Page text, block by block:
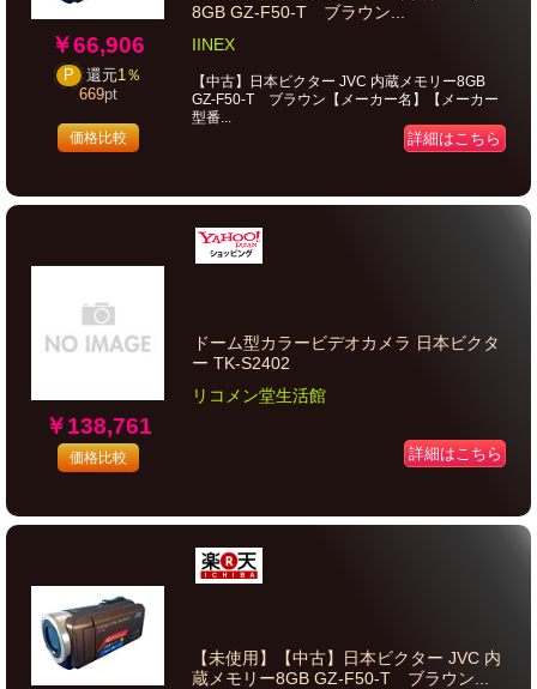
￥66,906
P 還元1％
669pt
価格比較
8GB GZ-F50-T ブラウン...
IINEX
【中古】日本ビクター JVC 内蔵メモリー8GB
GZ-F50-T ブラウン【メーカー名】【メーカー
型番...
詳細はこちら
￥138,761
価格比較
ドーム型カラービデオカメラ 日本ビクタ
ー TK-S2402
リコメン堂生活館
詳細はこちら
【未使用】【中古】日本ビクター JVC 内
蔵メモリー8GB GZ-F50-T ブラウン...